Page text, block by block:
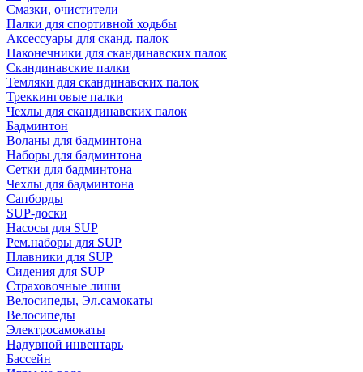
Смазки, очистители
Палки для спортивной ходьбы
Аксессуары для сканд. палок
Наконечники для скандинавских палок
Скандинавские палки
Темляки для скандинавских палок
Треккинговые палки
Чехлы для скандинавских палок
Бадминтон
Воланы для бадминтона
Наборы для бадминтона
Сетки для бадминтона
Чехлы для бадминтона
Сапборды
SUP-доски
Насосы для SUP
Рем.наборы для SUP
Плавники для SUP
Сидения для SUP
Страховочные лиши
Велосипеды, Эл.самокаты
Велосипеды
Электросамокаты
Надувной инвентарь
Бассейн